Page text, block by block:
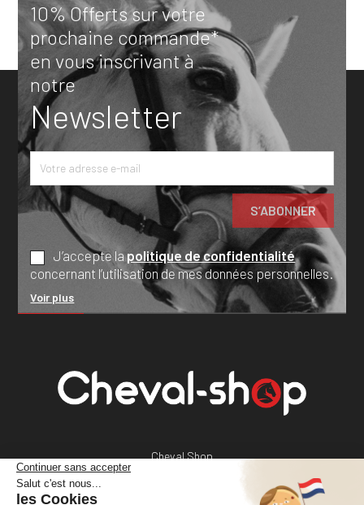
10% Offerts sur votre
prochaine commande*
en vous inscrivant à
notre
Newsletter
J’accepte lapolitique de confidentialité
concernant l’utilisation de mes données personnelles.
Voir plus
Cheval Shop